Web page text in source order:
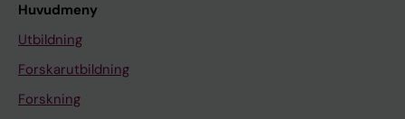
Huvudmeny
Utbildning
Forskarutbildning
Forskning